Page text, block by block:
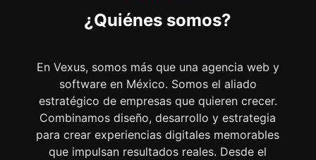
¿Quiénes somos?
En Vexus, somos más que una agencia web y
software en México. Somos el aliado
estratégico de empresas que quieren crecer.
Combinamos diseño, desarrollo y estrategia
para crear experiencias digitales memorables
que impulsan resultados reales. Desde el